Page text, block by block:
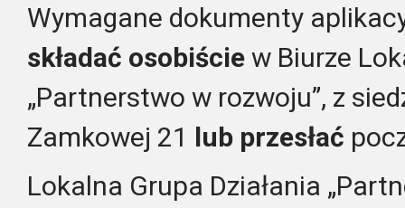
Wymagane dokumenty
składać osobiście w Biurze
„Partnerstwo w rozwoju”, z
Zamkowej 21 lub przesłać
Lokalna Grupa Działania